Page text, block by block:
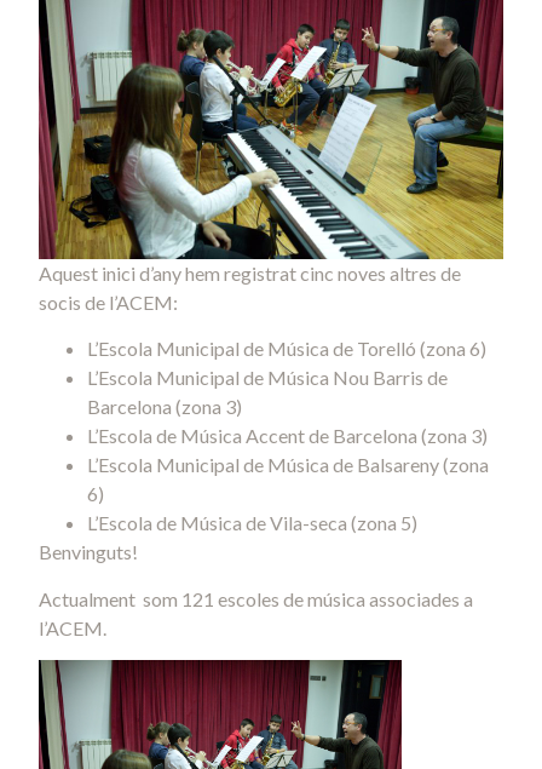
Aquest inici d’any hem registrat cinc noves altres de
socis de l’ACEM:
L’Escola Municipal de Música de Torelló (zona 6)
L’Escola Municipal de Música Nou Barris de
Barcelona (zona 3)
L’Escola de Música Accent de Barcelona (zona 3)
L’Escola Municipal de Música de Balsareny (zona
6)
L’Escola de Música de Vila-seca (zona 5)
Benvinguts!
Actualment som 121 escoles de música associades a
l’ACEM.